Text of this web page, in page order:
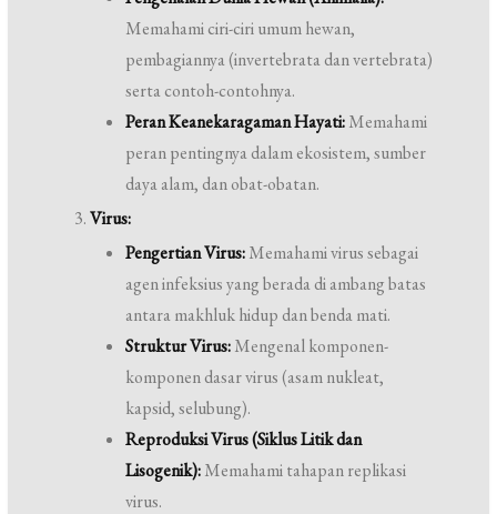
Memahami ciri-ciri umum hewan,
pembagiannya (invertebrata dan vertebrata)
serta contoh-contohnya.
Peran Keanekaragaman Hayati:Memahami
peran pentingnya dalam ekosistem, sumber
daya alam, dan obat-obatan.
Virus:
Pengertian Virus:Memahami virus sebagai
agen infeksius yang berada di ambang batas
antara makhluk hidup dan benda mati.
Struktur Virus:Mengenal komponen-
komponen dasar virus (asam nukleat,
kapsid, selubung).
Reproduksi Virus (Siklus Litik dan
Lisogenik):Memahami tahapan replikasi
virus.